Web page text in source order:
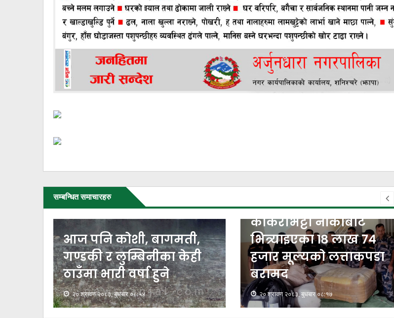
सम्बन्धित समाचारहरु
काँकरभिट्टा नाकाबाट
भित्र्याइएका १८ लाख ७४
हजार मूल्यकाे लत्ताकपडा
बरामद
२० श्रावण २०८३, बुधबार ०८:१७
कोशी, बागमती र गण्डकी
प्रदेशका केही स्थानमा भारी
वर्षा हुने
१९ श्रावण २०८३, मंगलवार ०८:०९